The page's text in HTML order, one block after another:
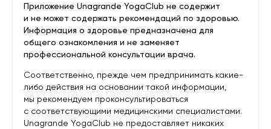
Приложение Unagrande YogaClub не содержит
и не может содержать рекомендаций по здоровью.
Информация о здоровье предназначена для
общего ознакомления и не заменяет
профессиональной консультации врача.
Соответственно, прежде чем предпринимать какие-
либо действия на основании такой информации,
мы рекомендуем проконсультироваться
с соответствующими медицинскими специалистами.
Unagrande YogaClub не предоставляет никаких